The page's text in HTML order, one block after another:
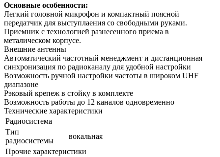
Основные особенности:
Легкий головной микрофон и компактный поясной
передатчик для выступлаения со свободными руками.
Приемник с технологией разнесенного приема в
металическом корпусе.
Внешние антенны
Автоматический частотный менеджмент и дистанционная
синхронизация по радиоканалу для удобной настройки
Возможность ручной настройки частоты в широком UHF
диапазоне
Рэковый крепеж в стойку в комплекте
Возможность работы до 12 каналов одновременно
Технические характеристики
Радиосистема
Тип
радиосистемы
вокальная
Прочие характеристики